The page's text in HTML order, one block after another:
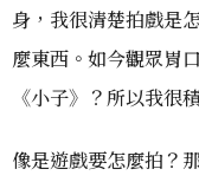
身，我很清楚拍戲是
麼東西。如今觀眾胃
《小子》？所以我很
像是遊戲要怎麼拍？